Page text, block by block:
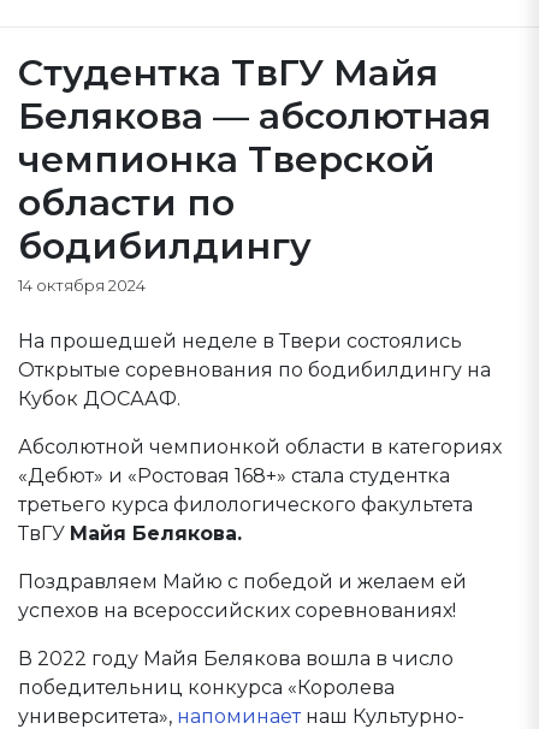
Студентка ТвГУ Майя
Белякова — абсолютная
чемпионка Тверской
области по
бодибилдингу
14 октября 2024
На прошедшей неделе в Твери состоялись
Открытые соревнования по бодибилдингу на
Кубок ДОСААФ.
Абсолютной чемпионкой области в категориях
«Дебют» и «Ростовая 168+» стала студентка
третьего курса филологического факультета
ТвГУ Майя Белякова.
Поздравляем Майю с победой и желаем ей
успехов на всероссийских соревнованиях!
В 2022 году Майя Белякова вошла в число
победительниц конкурса «Королева
университета», напоминаетнаш Культурно-